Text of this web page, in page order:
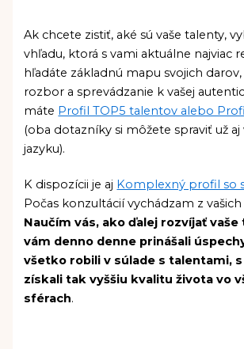
Ak chcete zistiť, aké sú vaše talenty,
vhľadu, ktorá s vami aktuálne najviac
hľadáte základnú mapu svojich
rozbor a sprevádzanie k vašej
máte Profil TOP5 talentov alebo
(oba dotazníky si môžete spraviť už
jazyku).
K dispozícii je aj Komplexný profil so
Počas konzultácií vychádzam z
Naučím vás, ako ďalej rozvíjať
vám denno denne prinášali
všetko robili v súlade s talentami,
získali tak vyššiu kvalitu života vo
sférach.